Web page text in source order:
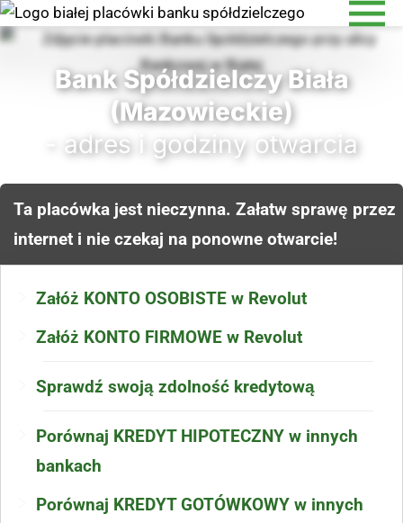
Bank Spółdzielczy Biała
(Mazowieckie)
- adres i godziny otwarcia
Ta placówka jest nieczynna. Załatw sprawę przez
internet i nie czekaj na ponowne otwarcie!
Załóż KONTO OSOBISTE w Revolut
Załóż KONTO FIRMOWE w Revolut
Sprawdź swoją zdolność kredytową
Porównaj KREDYT HIPOTECZNY w innych
bankach
Porównaj KREDYT GOTÓWKOWY w innych